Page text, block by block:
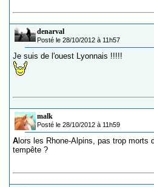
denarval
Posté le 28/10/2012 à 11h57
Je suis de l'ouest Lyonnais !!!!!
malk
Posté le 28/10/2012 à 11h59
A lors les Rhone-Alpins, pas trop morts
tempête ?